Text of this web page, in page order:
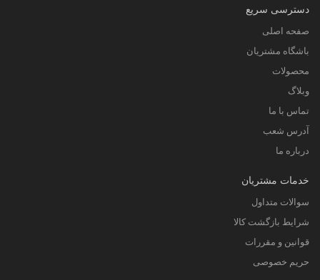
دسترسی سریع
صفحه اصلی
باشگاه مشتریان
محصولات
وبلاگ
تماس با ما
آدرس شعب
درباره ما
خدمات مشتریان
سوالات متداول
شرایط بازگشت کالا
قوانین و مقررات
حریم خصوصی